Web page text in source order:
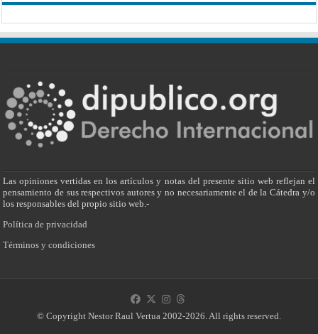
Las opiniones vertidas en los artículos y notas del presente sitio web reflejan el
pensamiento de sus respectivos autores y no necesariamente el de la Cátedra y/o
los responsables del propio sitio web.-
Política de privacidad
Términos y condiciones
© Copyright Nestor Raul Vertua 2002-2026. All rights reserved.